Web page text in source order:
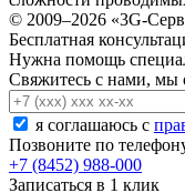
© 2009–2026 «3G-
Бесплатная
Нужна помощь
Свяжитесь с нами, мы
я соглашаюсь c
Позвоните по
+7 (8452) 988-000
Записаться в 1 клик